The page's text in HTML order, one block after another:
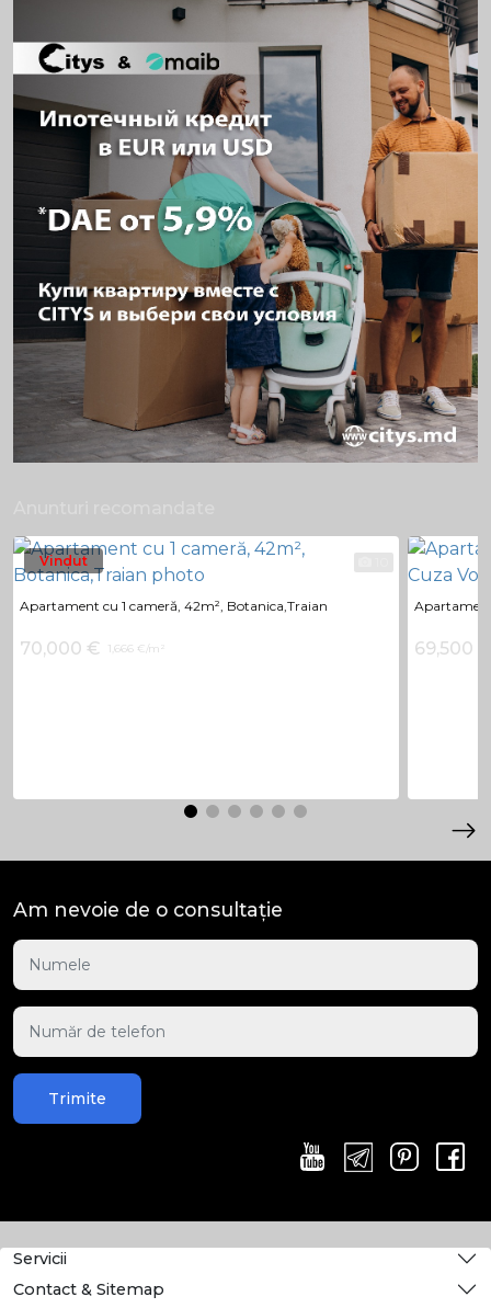
Vindut
Apartament cu 1 cameră, 42m², Botanica,Traian
70,000 € 1,666 €/m² 69,500
Am nevoie de o consultație
Trimite
Servicii
Contact & Sitemap